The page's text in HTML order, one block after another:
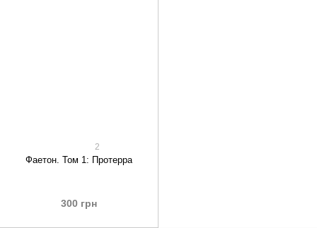
2
Фаетон. Том 1: Протерра
300 грн